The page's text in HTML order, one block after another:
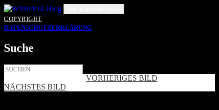
Zum
Inhalt
springen
COPYRIGHT
DATENSCHUTZERKLÄRUNG
Suche
Suche
VORHERIGES BILD
NÄCHSTES BILD